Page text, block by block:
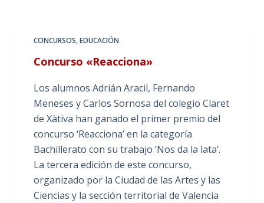
CONCURSOS,EDUCACIÓN
Concurso «Reacciona»
Los alumnos Adrián Aracil, Fernando
Meneses y Carlos Sornosa del colegio Claret
de Xàtiva han ganado el primer premio del
concurso ‘Reacciona’ en la categoría
Bachillerato con su trabajo ‘Nos da la lata’.
La tercera edición de este concurso,
organizado por la Ciudad de las Artes y las
Ciencias y la sección territorial de Valencia